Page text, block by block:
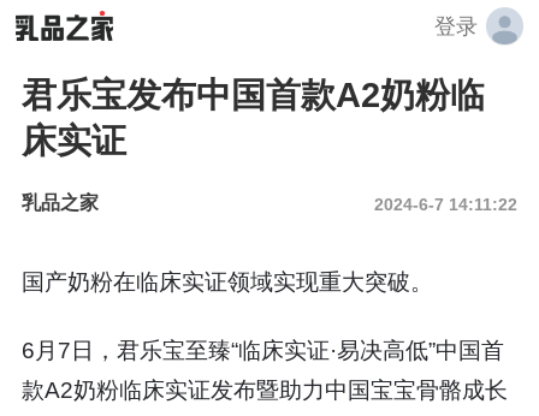
登录
君乐宝发布中国首款A2奶粉临
床实证
乳品之家 2024-6-7 14:11:22
国产奶粉在临床实证领域实现重大突破。
6月7日，君乐宝至臻“临床实证·易决高低”中国首
款A2奶粉临床实证发布暨助力中国宝宝骨骼成长